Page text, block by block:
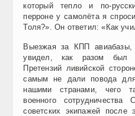
который тепло и по-
перроне у самолёта я
Толя?». Он ответил: «Как
Выезжая за КПП авиабазы,
увидел, как разом был
Претензий ливийской
самым не дали повода
нашими странами, чего
военного
советских экипажей